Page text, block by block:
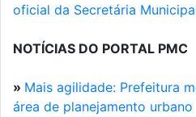
oficial da Secretária
NOTÍCIAS DO PORTAL PMC
» Mais agilidade: Prefeitura
área de planejamento urbano